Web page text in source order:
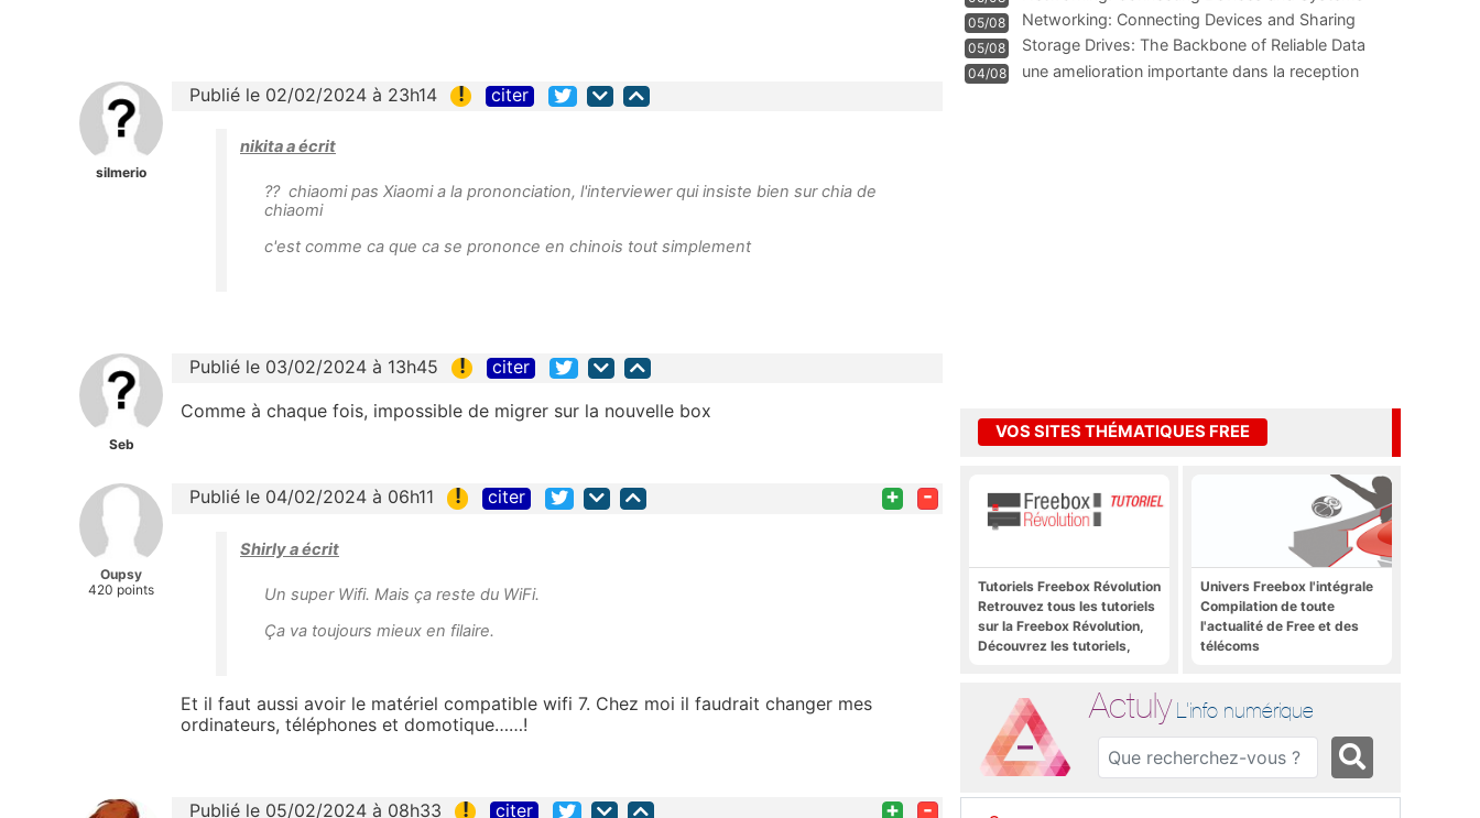
silmerio
Publié le 02/02/2024 à 23h14 ! citer
nikita a écrit
?? chiaomi pas Xiaomi a la prononciation, l'interviewer qui insiste bien sur chia de
chiaomi
c'est comme ca que ca se prononce en chinois tout simplement
Seb
Publié le 03/02/2024 à 13h45 ! citer
Comme à chaque fois, impossible de migrer sur la nouvelle box
Oupsy
420 points
Publié le 04/02/2024 à 06h11 ! citer + -
Shirly a écrit
Un super Wifi. Mais ça reste du WiFi.
Ça va toujours mieux en filaire.
Et il faut aussi avoir le matériel compatible wifi 7. Chez moi il faudrait changer mes
ordinateurs, téléphones et domotique……!
Publié le 05/02/2024 à 08h33 ! citer + -
05/08
Networking: Connecting Devices and Sharing
Information
05/08
Storage Drives: The Backbone of Reliable Data
Management
04/08
une amelioration importante dans la reception
VOS SITES THÉMATIQUES FREE
Tutoriels Freebox Révolution
Retrouvez tous les tutoriels
sur la Freebox Révolution,
Découvrez les tutoriels,
Freebox Server, Freebox
Player
Univers Freebox l'intégrale
Compilation de toute
l'actualité de Free et des
télécoms
Actuly L'info numérique